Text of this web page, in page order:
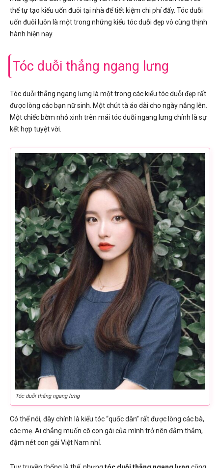
thể tự tạo kiểu uốn đuôi tại nhà để tiết kiệm chi phí đấy. Tóc duỗi
uốn đuôi luôn là một trong những kiểu tóc duỗi đẹp vô cùng thịnh
hành hiện nay.
Tóc duỗi thẳng ngang lưng
Tóc duỗi thẳng ngang lưng là một trong các kiểu tóc duỗi đẹp rất
được lòng các bạn nữ sinh. Một chút tà áo dài cho ngày nắng lên.
Một chiếc bờm nhỏ xinh trên mái tóc duỗi ngang lưng chính là sự
kết hợp tuyệt vời.
Tóc duỗi thẳng ngang lưng
Có thể nói, đây chính là kiểu tóc “quốc dân” rất được lòng các bà,
các mẹ. Ai chẳng muốn cô con gái của mình trở nên đằm thắm,
đậm nét con gái Việt Nam nhỉ.